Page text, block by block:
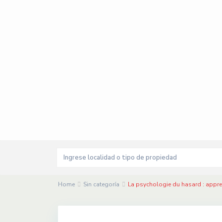
Home Sin categoría La psychologie du hasard :